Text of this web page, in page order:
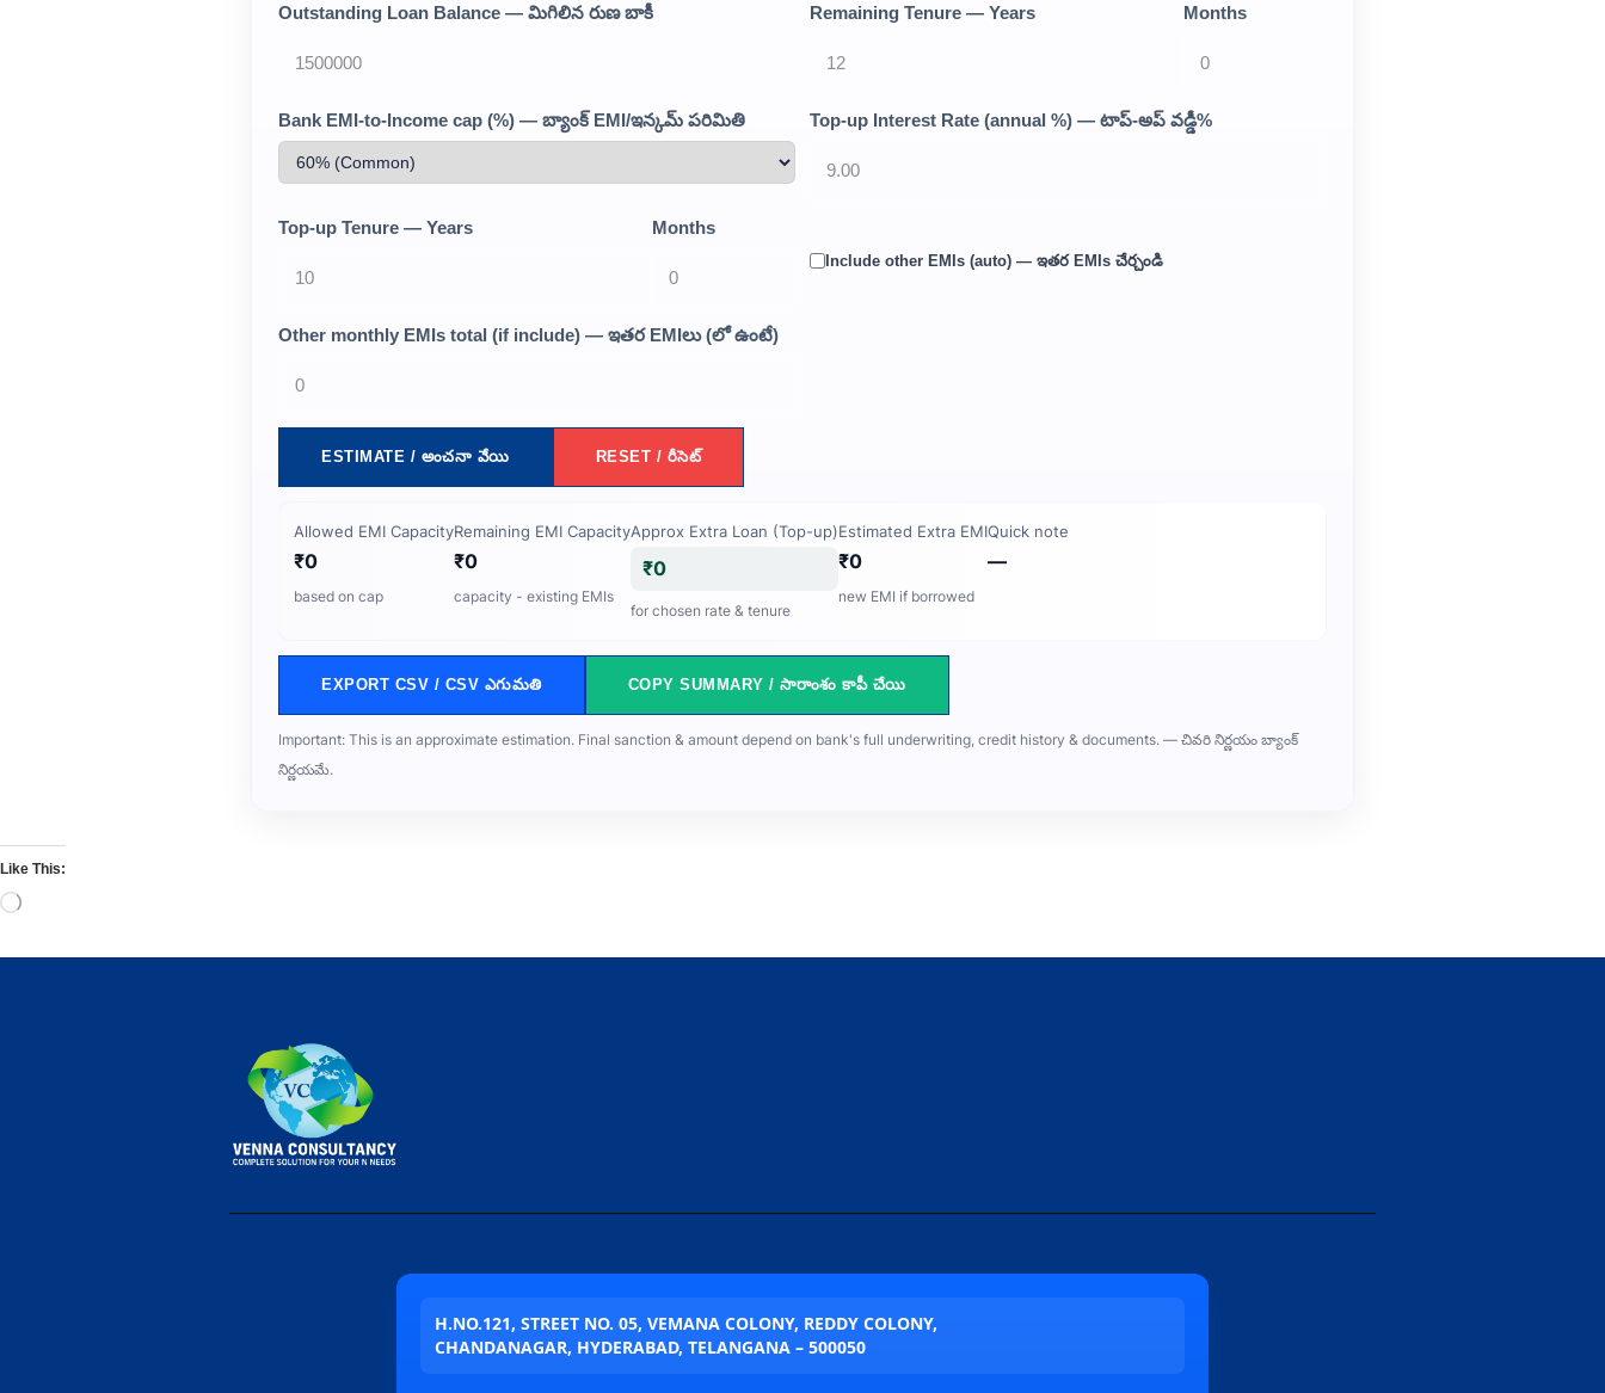
Outstanding Loan Balance — మిగిలిన రుణ బాకీ Remaining Tenure — Years Months
Bank EMI-to-Income cap (%) — బ్యాంక్ EMI/ఇన్కమ్ పరిమితి Top-up Interest Rate (annual %) — టాప్-అప్ వడ్డీ%
Top-up Tenure — Years Months
Include other EMIs (auto) — ఇతర EMIs చేర్చండి
Other monthly EMIs total (if include) — ఇతర EMIలు (లో ఉంటే)
ESTIMATE / అంచనా వేయి RESET / రీసెట్
Allowed EMI Capacity
₹0
based on cap
Remaining EMI Capacity
₹0
capacity - existing EMIs
Approx Extra Loan (Top-up)
₹0
for chosen rate & tenure
Estimated Extra EMI
₹0
new EMI if borrowed
Quick note
—
EXPORT CSV / CSV ఎగుమతి COPY SUMMARY / సారాంశం కాపీ చేయి
Important: This is an approximate estimation. Final sanction & amount depend on bank's full underwriting, credit history & documents. — చివరి నిర్ణయం బ్యాంక్
నిర్ణయమే.
Like This:
H.NO.121, STREET NO. 05, VEMANA COLONY, REDDY COLONY,
CHANDANAGAR, HYDERABAD, TELANGANA – 500050